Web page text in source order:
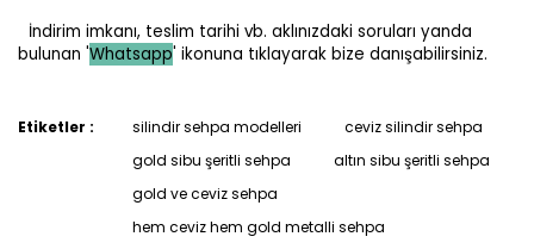
İndirim imkanı, teslim tarihi vb. aklınızdaki soruları yanda
bulunan 'Whatsapp' ikonuna tıklayarak bize danışabilirsiniz.
Etiketler : silindir sehpa modelleri
ceviz silindir sehpa
gold sibu şeritli sehpa
altın sibu şeritli sehpa
gold ve ceviz sehpa
hem ceviz hem gold metalli sehpa